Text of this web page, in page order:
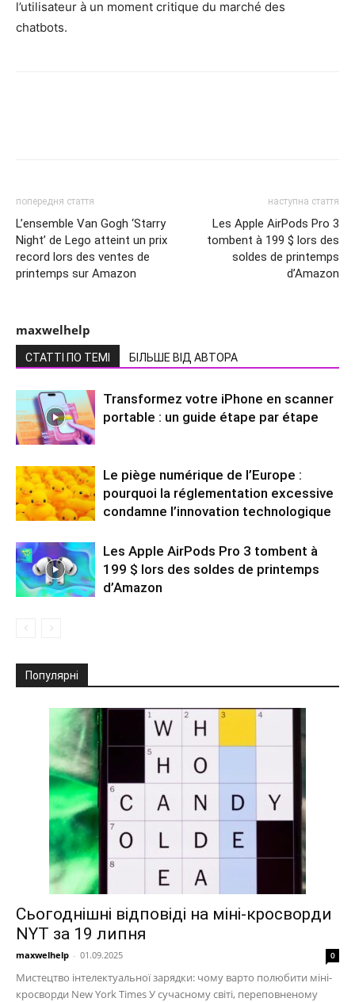
l’utilisateur à un moment critique du marché des
chatbots.
попередня стаття
L’ensemble Van Gogh ‘Starry
Night’ de Lego atteint un prix
record lors des ventes de
printemps sur Amazon
наступна стаття
Les Apple AirPods Pro 3
tombent à 199 $ lors des
soldes de printemps
d’Amazon
maxwelhelp
СТАТТІ ПО ТЕМІ БІЛЬШЕ ВІД АВТОРА
Transformez votre iPhone en scanner
portable : un guide étape par étape
Le piège numérique de l’Europe :
pourquoi la réglementation excessive
condamne l’innovation technologique
Les Apple AirPods Pro 3 tombent à
199 $ lors des soldes de printemps
d’Amazon
Популярні
Сьогоднішні відповіді на міні-кросворди
NYT за 19 липня
maxwelhelp - 01.09.2025 0
Мистецтво інтелектуальної зарядки: чому варто полюбити міні-
кросворди New York Times У сучасному світі, переповненому